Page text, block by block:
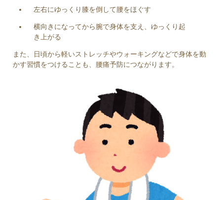
左右にゆっくり膝を倒して腰をほぐす
横向きになってから腕で身体を支え、ゆっくり起
き上がる
また、日頃から軽いストレッチやウォーキングなどで身体を動
かす習慣をつけることも、腰痛予防につながります。